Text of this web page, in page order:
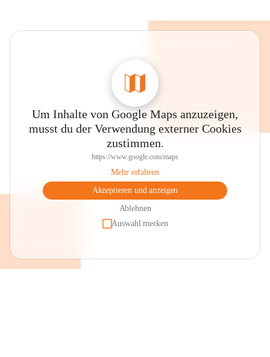
Um Inhalte von Google Maps anzuzeigen,
musst du der Verwendung externer Cookies
zustimmen.
https://www.google.com/maps
Mehr erfahren
Akzeptieren und anzeigen
Ablehnen
Auswahl merken